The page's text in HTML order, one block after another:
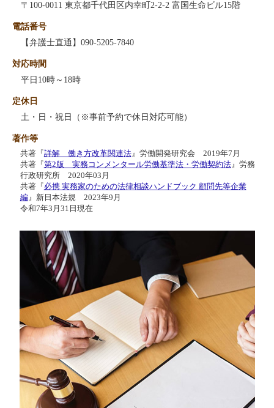
〒100-0011 東京都千代田区内幸町2-2-2 富国生命ビル15階
電話番号
【弁護士直通】090-5205-7840
対応時間
平日10時～18時
定休日
土・日・祝日（※事前予約で休日対応可能）
著作等
共著『 詳解 働き方改革関連法』労働開発研究会 2019年7月
共著『 第2版 実務コンメンタール労働基準法・労働契約法』労務
行政研究所 2020年03月
共著『 必携 実務家のための法律相談ハンドブック 顧問先等企業
編』新日本法規 2023年9月
令和7年3月31日現在